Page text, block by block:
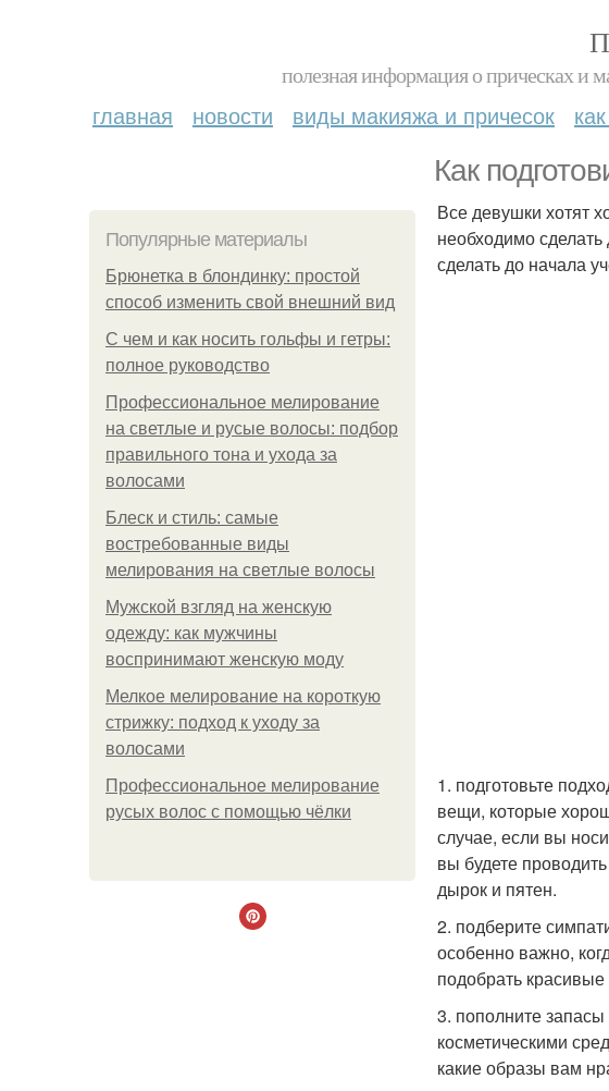
полезная информация о прическах и
главная новости виды макияжа и причесок
Как
Популярные материалы
Брюнетка в блондинку: простой
способ изменить свой внешний вид
С чем и как носить гольфы и гетры:
полное руководство
Профессиональное мелирование
на светлые и русые волосы: подбор
правильного тона и ухода за
волосами
Блеск и стиль: самые
востребованные виды
мелирования на светлые волосы
Мужской взгляд на женскую
одежду: как мужчины
воспринимают женскую моду
Мелкое мелирование на короткую
стрижку: подход к уходу за
волосами
Профессиональное мелирование
русых волос с помощью чёлки
Все девушки хотят
необходимо
сделать до начала
1. подготовьте
вещи, которые
случае, если вы
вы будете
дырок и пятен.
2. подберите
особенно важно,
подобрать
3. пополните запасы
косметическими
какие образы вам